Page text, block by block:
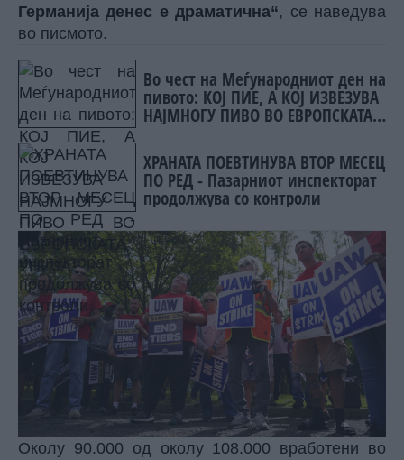
Германија денес е драматична“, се наведува
во писмото.
Во чест на Меѓународниот ден на
пивото: КОЈ ПИЕ, А КОЈ ИЗВЕЗУВА
НАЈМНОГУ ПИВО ВО ЕВРОПСКАТА
ХРАНАТА ПОЕВТИНУВА ВТОР МЕСЕЦ
ПО РЕД - Пазарниот инспекторат
продолжува со контроли
Околу 90.000 од околу 108.000 вработени во